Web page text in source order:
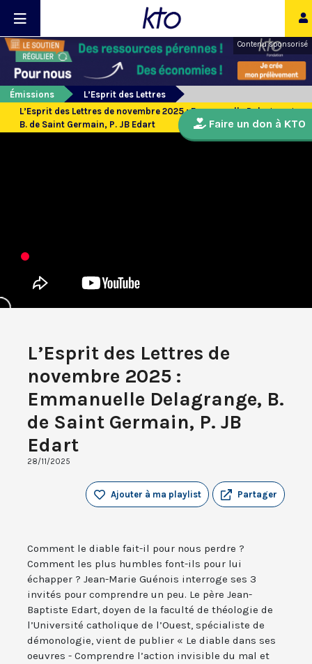
Contenu sponsorisé
Émissions
L’Esprit des Lettres
L’Esprit des Lettres de novembre 2025 : Emmanuelle Delagrange,
B. de Saint Germain, P. JB Edart
L’Esprit des Lettres de
novembre 2025 :
Emmanuelle Delagrange, B.
de Saint Germain, P. JB
Edart
28/11/2025
Partager
Ajouter à ma playlist
Comment le diable fait-il pour nous perdre ?
Comment les plus humbles font-ils pour lui
échapper ? Jean-Marie Guénois interroge ses 3
invités pour comprendre un peu. Le père Jean-
Baptiste Edart, doyen de la faculté de théologie de
l’Université catholique de l’Ouest, spécialiste de
démonologie, vient de publier « Le diable dans ses
oeuvres - Comprendre l’action invisible du mal et
Faire un don à KTO